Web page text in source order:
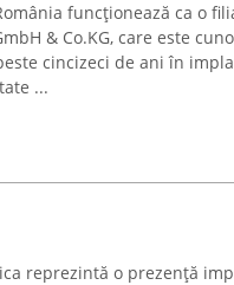
funcționează ca o
& Co.KG, care este
cincizeci de ani în
...
reprezintă o prezență